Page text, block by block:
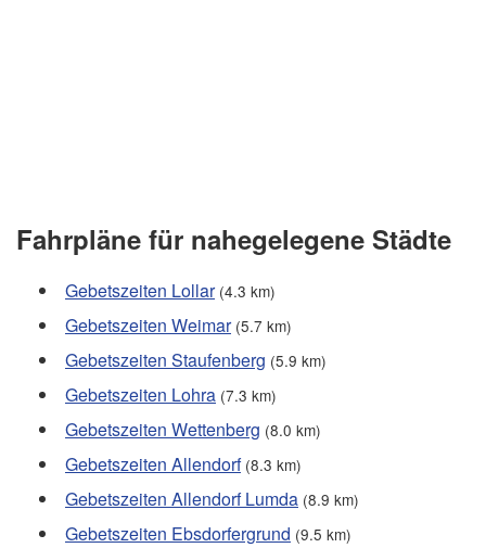
Fahrpläne für nahegelegene Städte
Gebetszeiten Lollar (4.3 km)
Gebetszeiten Weimar (5.7 km)
Gebetszeiten Staufenberg (5.9 km)
Gebetszeiten Lohra (7.3 km)
Gebetszeiten Wettenberg (8.0 km)
Gebetszeiten Allendorf (8.3 km)
Gebetszeiten Allendorf Lumda (8.9 km)
Gebetszeiten Ebsdorfergrund (9.5 km)